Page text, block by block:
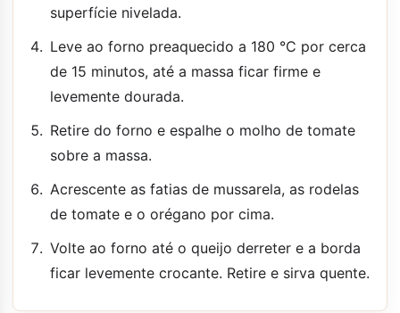
superfície nivelada.
Leve ao forno preaquecido a 180 °C por cerca
de 15 minutos, até a massa ficar firme e
levemente dourada.
Retire do forno e espalhe o molho de tomate
sobre a massa.
Acrescente as fatias de mussarela, as rodelas
de tomate e o orégano por cima.
Volte ao forno até o queijo derreter e a borda
ficar levemente crocante. Retire e sirva quente.